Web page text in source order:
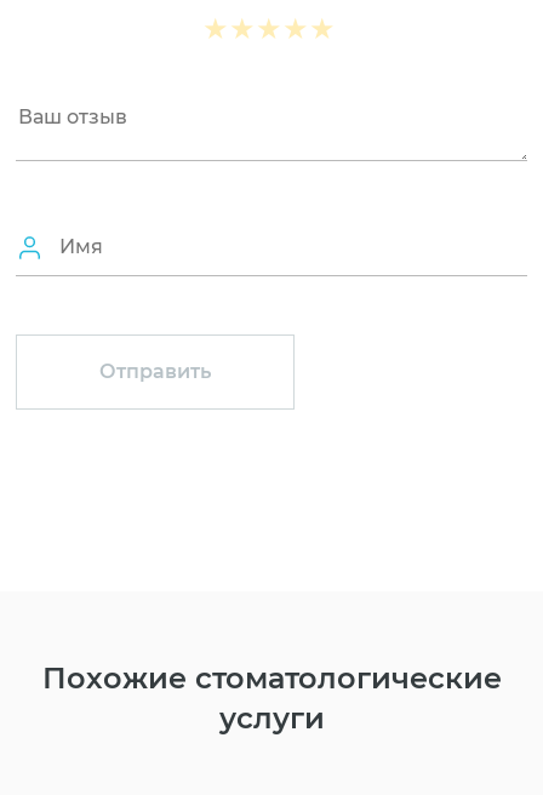
★
★★
★★★
★★★★
★★★★★
Похожие стоматологические
услуги